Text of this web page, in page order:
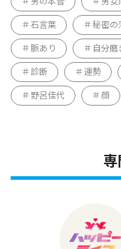
男の本音 男女
石言葉 秘密の
脈あり 自分磨
診断 運勢
野呂佳代 顔
専